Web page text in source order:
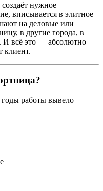
нужное
вписывается в элитное
на деловые или
в другие города, в
И всё это — абсолютно
клиент.
работы вывело